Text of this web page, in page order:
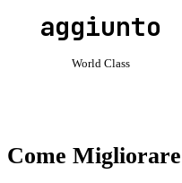
aggiunto
World Class
Come